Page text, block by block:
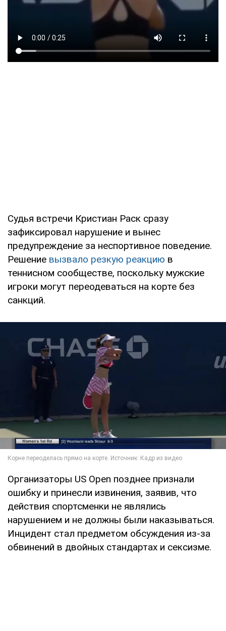
Судья встречи Кристиан Раск сразу
зафиксировал нарушение и вынес
предупреждение за неспортивное поведение.
Решение вызвало резкую реакцию в
теннисном сообществе, поскольку мужские
игроки могут переодеваться на корте без
санкций.
Организаторы US Open позднее признали
ошибку и принесли извинения, заявив, что
действия спортсменки не являлись
нарушением и не должны были наказываться.
Инцидент стал предметом обсуждения из-за
обвинений в двойных стандартах и сексизме.